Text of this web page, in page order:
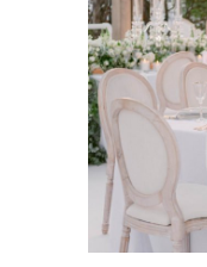
CÔTE
Classique
Côte
Mariage
Wedding